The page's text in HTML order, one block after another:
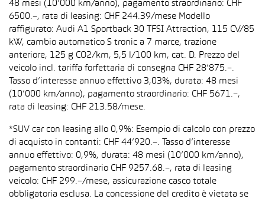
48 mesi (10’000 km/anno), pagamento straordinario: CHF
6500.–, rata di leasing: CHF 244.39/mese Modello
raffigurato: Audi A1 Sportback 30 TFSI Attraction, 115 CV/85
kW, cambio automatico S tronic a 7 marce, trazione
anteriore, 125 g CO2/km, 5,5 l/100 km, cat. D. Prezzo del
veicolo incl. tariffa forfettaria di consegna CHF 28’875.–.
Tasso d’interesse annuo effettivo 3,03%, durata: 48 mesi
(10’000 km/anno), pagamento straordinario: CHF 5671.–,
rata di leasing: CHF 213.58/mese.
*SUV car con leasing allo 0,9%: Esempio di calcolo con prezzo
di acquisto in contanti: CHF 44’920.–. Tasso d’interesse
annuo effettivo: 0,9%, durata: 48 mesi (10’000 km/anno),
pagamento straordinario CHF 9257.68.–, rata di leasing
veicolo: CHF 299.–/mese, assicurazione casco totale
obbligatoria esclusa. La concessione del credito è vietata se